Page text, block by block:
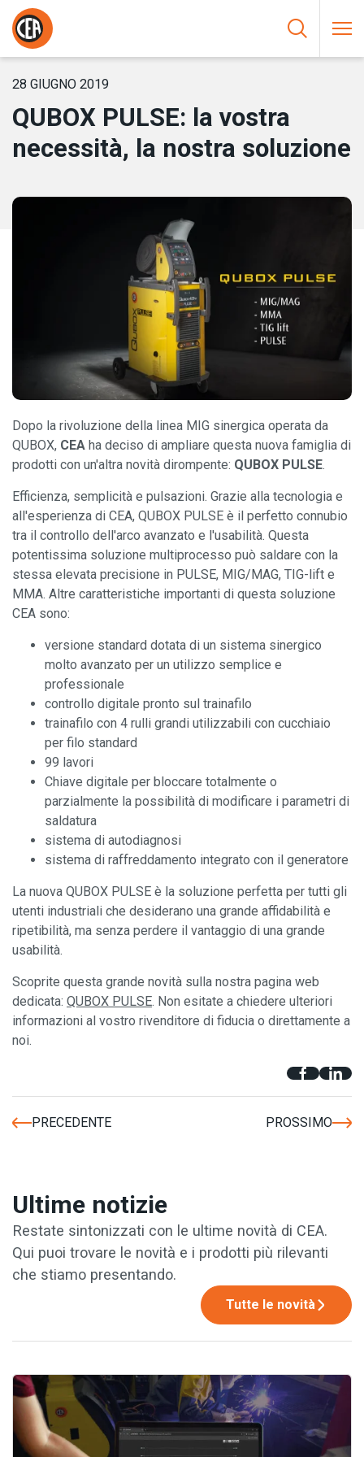
Vai al contenuto
HOME/
NOSTRA SOLUZIONE
28 GIUGNO 2019
QUBOX PULSE: la vostra
necessità, la nostra soluzione
Dopo la rivoluzione della linea MIG sinergica operata da
QUBOX, CEA ha deciso di ampliare questa nuova famiglia di
prodotti con un'altra novità dirompente: QUBOX PULSE.
Efficienza, semplicità e pulsazioni. Grazie alla tecnologia e
all'esperienza di CEA, QUBOX PULSE è il perfetto connubio
tra il controllo dell'arco avanzato e l'usabilità. Questa
potentissima soluzione multiprocesso può saldare con la
stessa elevata precisione in PULSE, MIG/MAG, TIG-lift e
MMA. Altre caratteristiche importanti di questa soluzione
CEA sono:
versione standard dotata di un sistema sinergico
molto avanzato per un utilizzo semplice e
professionale
controllo digitale pronto sul trainafilo
trainafilo con 4 rulli grandi utilizzabili con cucchiaio
per filo standard
99 lavori
Chiave digitale per bloccare totalmente o
parzialmente la possibilità di modificare i parametri di
saldatura
sistema di autodiagnosi
sistema di raffreddamento integrato con il generatore
La nuova QUBOX PULSE è la soluzione perfetta per tutti gli
utenti industriali che desiderano una grande affidabilità e
ripetibilità, ma senza perdere il vantaggio di una grande
usabilità.
Scoprite questa grande novità sulla nostra pagina web
dedicata: QUBOX PULSE. Non esitate a chiedere ulteriori
informazioni al vostro rivenditore di fiducia o direttamente a
noi.
PRECEDENTE PROSSIMO
Ultime notizie
Restate sintonizzati con le ultime novità di CEA.
Qui puoi trovare le novità e i prodotti più rilevanti
che stiamo presentando.
Tutte le novità